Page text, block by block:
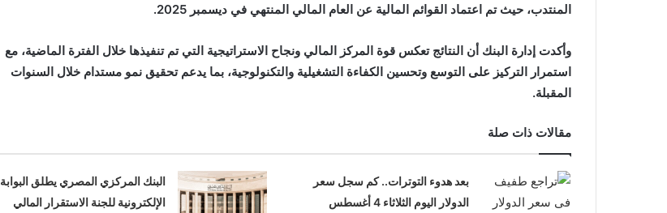
المنتدب، حيث تم اعتماد القوائم المالية عن العام المالي المنتهي في ديسمبر 2025.
وأكدت إدارة البنك أن النتائج تعكس قوة المركز المالي ونجاح الاستراتيجية التي تم تنفيذها خلال الفترة الماضية، مع
استمرار التركيز على التوسع وتحسين الكفاءة التشغيلية والتكنولوجية، بما يدعم تحقيق نمو مستدام خلال السنوات
المقبلة.
مقالات ذات صلة
بعد هدوء التوترات.. كم سجل سعر
الدولار اليوم الثلاثاء 4 أغسطس
البنك المركزي المصري يطلق البوابة
الإلكترونية للجنة الاستقرار المالي